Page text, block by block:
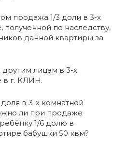
продажа 1/3 доли в 3-х
полученной по наследству,
данной квартиры за
лицам в 3-х
в г. КЛИН.
в 3-х комнатной
ли при продаже
1/6 долю в
бабушки 50 квм?